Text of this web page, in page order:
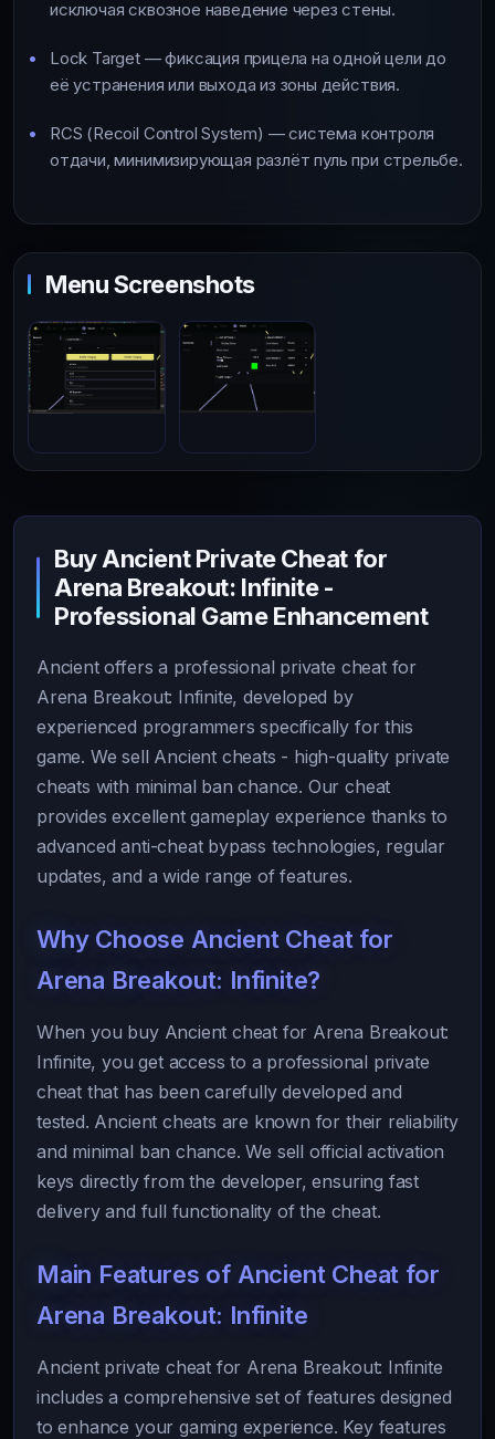
исключая сквозное наведение через стены.
Lock Target — фиксация прицела на одной цели до
её устранения или выхода из зоны действия.
RCS (Recoil Control System) — система контроля
отдачи, минимизирующая разлёт пуль при стрельбе.
Menu Screenshots
Buy Ancient Private Cheat for
Arena Breakout: Infinite -
Professional Game Enhancement
Ancient offers a professional private cheat for
Arena Breakout: Infinite, developed by
experienced programmers specifically for this
game. We sell Ancient cheats - high-quality private
cheats with minimal ban chance. Our cheat
provides excellent gameplay experience thanks to
advanced anti-cheat bypass technologies, regular
updates, and a wide range of features.
Why Choose Ancient Cheat for
Arena Breakout: Infinite?
When you buy Ancient cheat for Arena Breakout:
Infinite, you get access to a professional private
cheat that has been carefully developed and
tested. Ancient cheats are known for their reliability
and minimal ban chance. We sell official activation
keys directly from the developer, ensuring fast
delivery and full functionality of the cheat.
Main Features of Ancient Cheat for
Arena Breakout: Infinite
Ancient private cheat for Arena Breakout: Infinite
includes a comprehensive set of features designed
to enhance your gaming experience. Key features